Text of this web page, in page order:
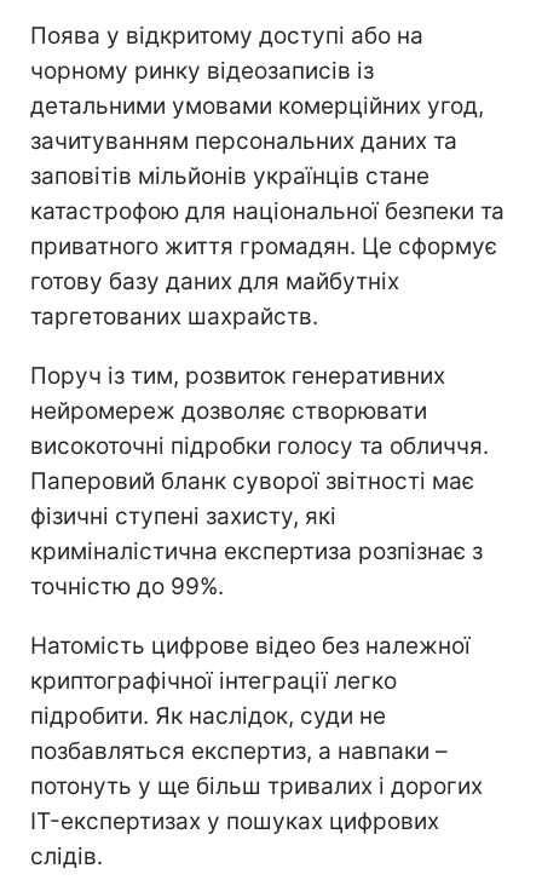
Поява у відкритому доступі або на
чорному ринку відеозаписів із
детальними умовами комерційних угод,
зачитуванням персональних даних та
заповітів мільйонів українців стане
катастрофою для національної безпеки та
приватного життя громадян. Це сформує
готову базу даних для майбутніх
таргетованих шахрайств.
Поруч із тим, розвиток генеративних
нейромереж дозволяє створювати
високоточні підробки голосу та обличчя.
Паперовий бланк суворої звітності має
фізичні ступені захисту, які
криміналістична експертиза розпізнає з
точністю до 99%.
Натомість цифрове відео без належної
криптографічної інтеграції легко
підробити. Як наслідок, суди не
позбавляться експертиз, а навпаки –
потонуть у ще більш тривалих і дорогих
IT-експертизах у пошуках цифрових
слідів.